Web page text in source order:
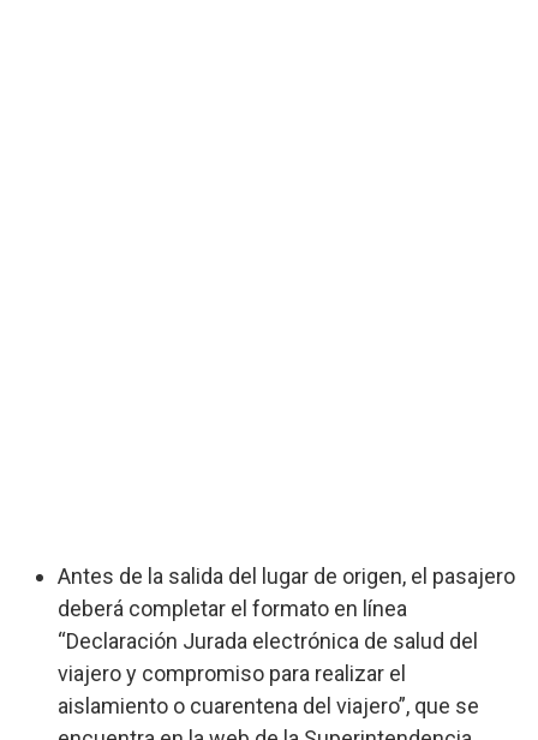
Antes de la salida del lugar de origen, el pasajero
deberá completar el formato en línea
“Declaración Jurada electrónica de salud del
viajero y compromiso para realizar el
aislamiento o cuarentena del viajero”, que se